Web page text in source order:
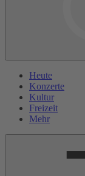
Heute
Konzerte
Kultur
Freizeit
Mehr